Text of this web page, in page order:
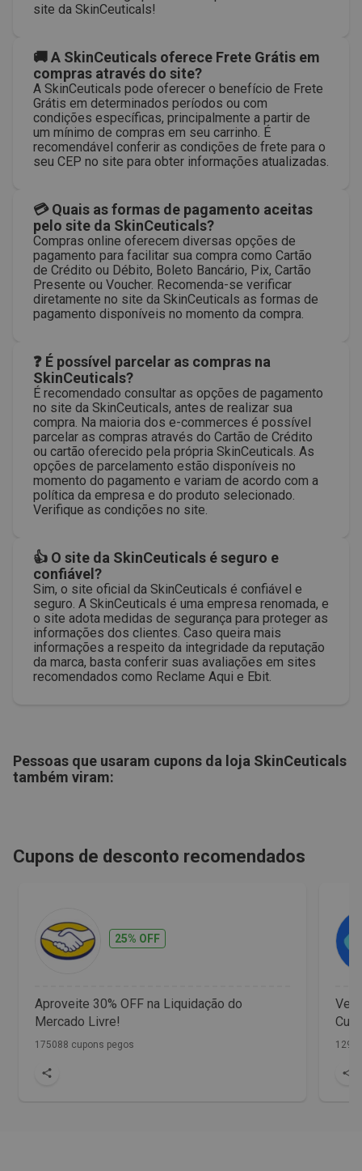
site da SkinCeuticals!
🚚 A SkinCeuticals oferece Frete Grátis em
compras através do site?
A SkinCeuticals pode oferecer o benefício de Frete
Grátis em determinados períodos ou com
condições específicas, principalmente a partir de
um mínimo de compras em seu carrinho. É
recomendável conferir as condições de frete para o
seu CEP no site para obter informações atualizadas.
💳 Quais as formas de pagamento aceitas
pelo site da SkinCeuticals?
Compras online oferecem diversas opções de
pagamento para facilitar sua compra como Cartão
de Crédito ou Débito, Boleto Bancário, Pix, Cartão
Presente ou Voucher. Recomenda-se verificar
diretamente no site da SkinCeuticals as formas de
pagamento disponíveis no momento da compra.
❓ É possível parcelar as compras na
SkinCeuticals?
É recomendado consultar as opções de pagamento
no site da SkinCeuticals, antes de realizar sua
compra. Na maioria dos e-commerces é possível
parcelar as compras através do Cartão de Crédito
ou cartão oferecido pela própria SkinCeuticals. As
opções de parcelamento estão disponíveis no
momento do pagamento e variam de acordo com a
política da empresa e do produto selecionado.
Verifique as condições no site.
👍 O site da SkinCeuticals é seguro e
confiável?
Sim, o site oficial da SkinCeuticals é confiável e
seguro. A SkinCeuticals é uma empresa renomada, e
o site adota medidas de segurança para proteger as
informações dos clientes. Caso queira mais
informações a respeito da integridade da reputação
da marca, basta conferir suas avaliações em sites
recomendados como Reclame Aqui e Ebit.
Pessoas que usaram cupons da loja SkinCeuticals
também viram:
Cupons de desconto recomendados
25% OFF
Aproveite 30% OFF na Liquidação do
Mercado Livre!
175088 cupons pegos
Vet
1298